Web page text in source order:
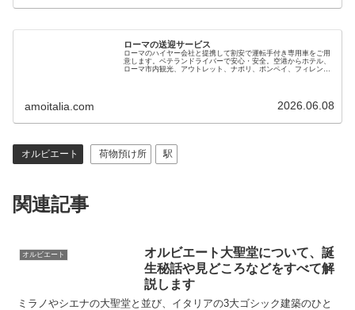
ローマの送迎サービス
ローマのハイヤー会社と提携して割安で運転手付き専用車をご用
意します。ベテランドライバーで安心・安全。空港からホテル、
ローマ市内観光、アウトレット、ナポリ、ポンペイ、フィレンツ
amoitalia.com 2026.06.08
オルビエート 荷物預け所 駅
関連記事
オルビエート
オルビエート大聖堂について、誕
生秘話や見どころなどをすべて解
説します
ミラノやシエナの大聖堂と並び、イタリアの3大ゴシック建築のひと